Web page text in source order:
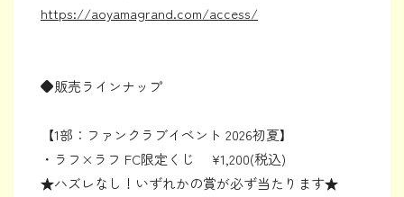
https://aoyamagrand.com/access/
◆販売ラインナップ
【1部：ファンクラブイベント 2026初夏】
・ラフ×ラフ FC限定くじ ¥1,200(税込)
★ハズレなし！いずれかの賞が必ず当たります★